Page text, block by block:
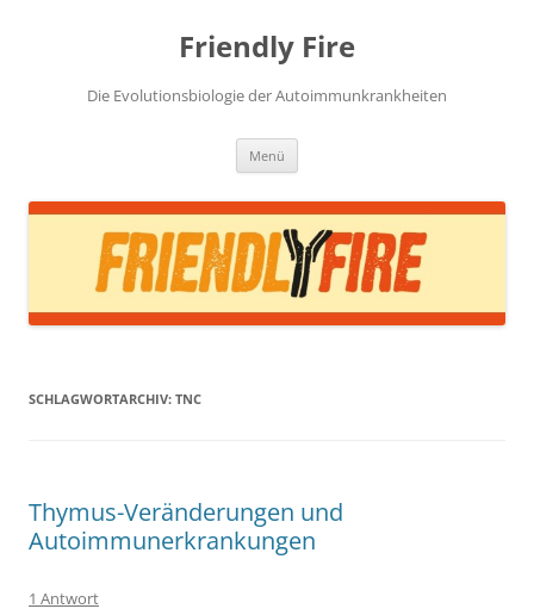
Friendly Fire
Die Evolutionsbiologie der Autoimmunkrankheiten
Menü
SCHLAGWORTARCHIV: TNC
Thymus-Veränderungen und
Autoimmunerkrankungen
1 Antwort